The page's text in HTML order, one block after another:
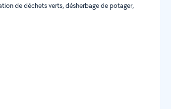
de déchets verts, désherbage de potager,